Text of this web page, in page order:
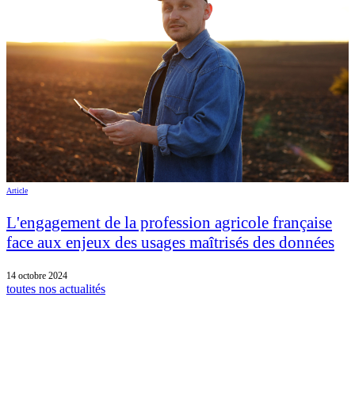
Article
L'engagement de la profession agricole française
face aux enjeux des usages maîtrisés des données
14 octobre 2024
toutes nos actualités